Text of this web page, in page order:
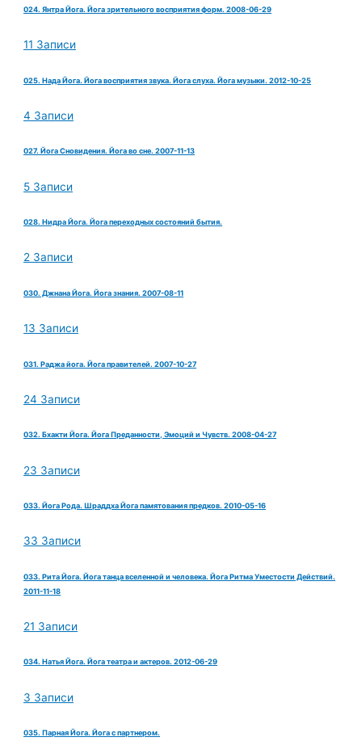
024. Янтра Йога. Йога зрительного восприятия форм. 2008-06-29
11 Записи
025. Нада Йога. Йога восприятия звука. Йога слуха. Йога музыки. 2012-10-25
4 Записи
027. Йога Сновидения. Йога во сне. 2007-11-13
5 Записи
028. Нидра Йога. Йога переходных состояний бытия.
2 Записи
030. Джнана Йога. Йога знания. 2007-08-11
13 Записи
031. Раджа йога. Йога правителей. 2007-10-27
24 Записи
032. Бхакти Йога. Йога Преданности, Эмоций и Чувств. 2008-04-27
23 Записи
033. Йога Рода. Шраддха Йога памятования предков. 2010-05-16
33 Записи
033. Рита Йога. Йога танца вселенной и человека. Йога Ритма Уместости Действий.
2011-11-18
21 Записи
034. Натья Йога. Йога театра и актеров. 2012-06-29
3 Записи
035. Парная Йога. Йога с партнером.